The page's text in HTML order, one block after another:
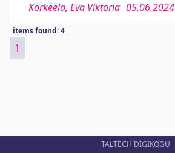
Korkeela, Eva Viktoria 05.06.2024
items found: 4
1
TALTECH DIGIKOGU